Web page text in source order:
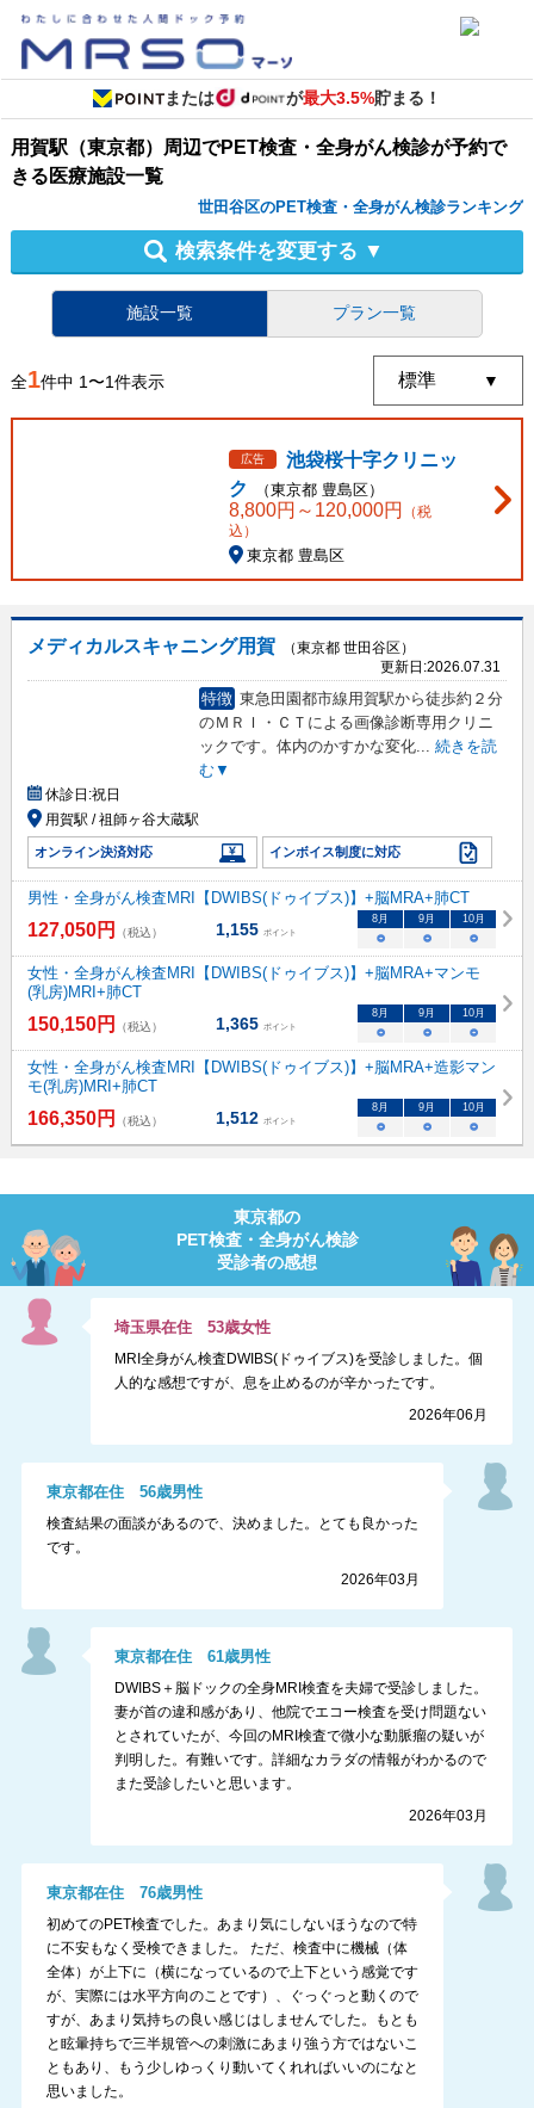
または が最大3.5%貯まる！
用賀駅（東京都）周辺でPET検査・全身がん検診が予約で
きる医療施設一覧
世田谷区のPET検査・全身がん検診ランキング
検索条件を変更する ▼
施設一覧 プラン一覧
全1件中 1〜1件表示
広告
池袋桜十字クリニッ
ク
（東京都 豊島区）
8,800円～ 120,000円
（税
込）
東京都 豊島区
メディカルスキャニング用賀
（東京都 世田谷区）
更新日:2026.07.31
特徴 東急田園都市線用賀駅から徒歩約２分
のＭＲＩ・ＣＴによる画像診断専用クリニ
ックです。体内のかすかな変化... 続きを読
む▼
休診日:祝日
用賀駅 / 祖師ヶ谷大蔵駅
オンライン決済対応 インボイス制度に対応
男性・全身がん検査MRI【DWIBS(ドゥイブス)】+脳MRA+肺CT
127,050円 （税込） 1,155 ポイント
8月 9月 10月
○ ○ ○
女性・全身がん検査MRI【DWIBS(ドゥイブス)】+脳MRA+マンモ
(乳房)MRI+肺CT
150,150円 （税込） 1,365 ポイント
8月 9月 10月
○ ○ ○
女性・全身がん検査MRI【DWIBS(ドゥイブス)】+脳MRA+造影マン
モ(乳房)MRI+肺CT
166,350円 （税込） 1,512 ポイント
8月 9月 10月
○ ○ ○
東京都の
PET検査・全身がん検診
受診者の感想
埼玉県在住53歳女性
MRI全身がん検査DWIBS(ドゥイブス)を受診しました。個
人的な感想ですが、息を止めるのが辛かったです。
2026年06月
東京都在住 56歳男性
検査結果の面談があるので、決めました。とても良かった
です。
2026年03月
東京都在住61歳男性
DWIBS＋脳ドックの全身MRI検査を夫婦で受診しました。
妻が首の違和感があり、他院でエコー検査を受け問題ない
とされていたが、今回のMRI検査で微小な動脈瘤の疑いが
判明した。有難いです。詳細なカラダの情報がわかるので
また受診したいと思います。
2026年03月
東京都在住 76歳男性
初めてのPET検査でした。あまり気にしないほうなので特
に不安もなく受検できました。 ただ、検査中に機械（体
全体）が上下に（横になっているので上下という感覚です
が、実際には水平方向のことです）、ぐっぐっと動くので
すが、あまり気持ちの良い感じはしませんでした。もとも
と眩暈持ちで三半規管への刺激にあまり強う方ではないこ
ともあり、もう少しゆっくり動いてくれればいいのになと
思いました。